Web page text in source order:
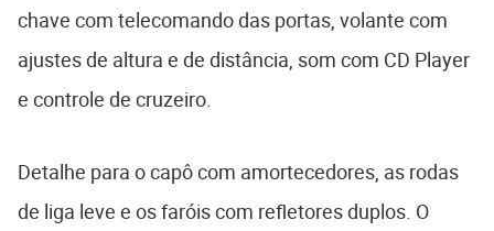
chave com telecomando das portas, volante com
ajustes de altura e de distância, som com CD Player
e controle de cruzeiro.
Detalhe para o capô com amortecedores, as rodas
de liga leve e os faróis com refletores duplos. O